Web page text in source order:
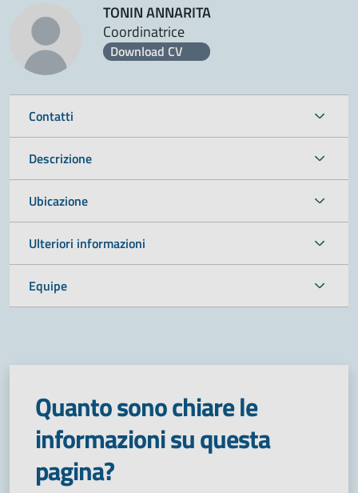
TONIN ANNARITA
Coordinatrice
Download CV
Contatti
Descrizione
Ubicazione
Ulteriori informazioni
Equipe
Quanto sono chiare le
informazioni su questa
pagina?